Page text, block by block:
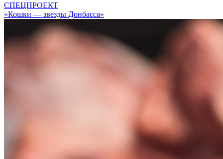
СПЕЦПРОЕКТ
«Кошки — звезды Донбасса»